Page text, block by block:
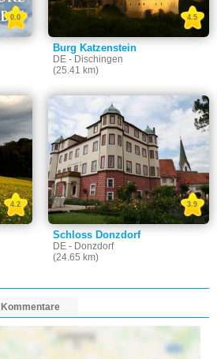
0.0
Burg Katzenstein
DE - Dischingen
(25.41 km)
4.5
4.2
Schloss Donzdorf
DE - Donzdorf
(24.65 km)
3.9
Kommentare